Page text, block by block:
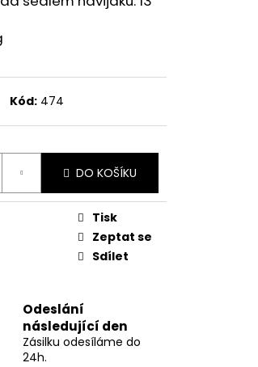
Kód: 474
DO KOŠÍKU
Tisk
Zeptat se
Sdílet
Odeslání
následující den
Zásilku odesíláme do
24h.